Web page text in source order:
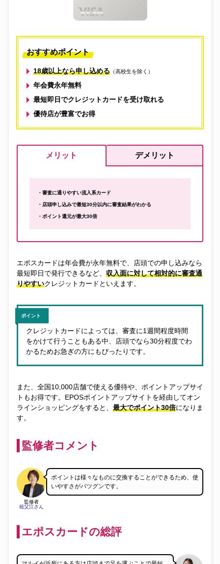
おすすめポイント
18歳以上なら申し込める（高校生を除く）
年会費永年無料
最短即日でクレジットカードを受け取れる
優待店が豊富でお得
メリット デメリット
・審査に通りやすい流入系カード
・店頭申し込みで最短30分以内に審査結果がわかる
・ポイント還元が最大30倍
エポスカードは年会費が永年無料で、店頭での申し込みなら
最短即日で発行できるなど、 収入面に対して相対的に審査通
りやすいクレジットカードといえます。
ポイント
クレジットカードによっては、審査に1週間程度時間
をかけて行うこともある中、店頭でなら30分程度でわ
かるためお急ぎの方にもぴったりです。
また、全国10,000店舗で使える優待や、ポイントアップサイ
トもお得です。EPOSポイントアップサイトを経由してオン
ラインショッピングをすると、 最大でポイント30倍になりま
す。
監修者コメント
監修者
祖父江さん
ポイントは様々なものに交換することができるため、使
いやすさがバツグンです。
エポスカードの総評